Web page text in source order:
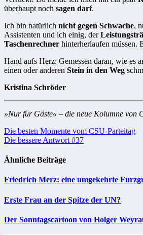
überhaupt noch sagen darf.
Ich bin natürlich nicht gegen Schwache,
Assistenten und ich einig, der
Taschenrechner hinterherlaufen müssen.
Hand aufs Herz: Gemessen daran, wie es
einen oder anderen Stein in den Weg
Kristina Schröder
»Nur für Gäste« – die neue Kolumne
Beitragsnavigation
Die besten Momente vom CSU-Parteitag
Die bessere Antwort #37
Ähnliche Beiträge
Friedrich Merz: eine umgekehrte
Erste Frau an der Spitze der UN?
Der Sonntagscartoon von Holger